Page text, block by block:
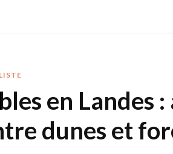
en Landes :
dunes et